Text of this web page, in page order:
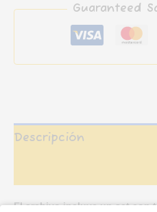
con
Guaranteed
Descripción
El archivo incluye un set con